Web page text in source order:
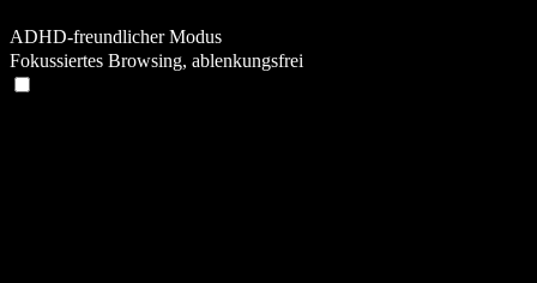
ADHD-freundlicher Modus
Fokussiertes Browsing, ablenkungsfrei